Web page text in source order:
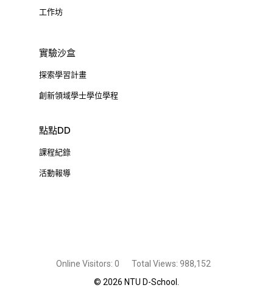
工作坊
實驗沙盒
探索學習計畫
創新領域學士學位學程
點點DD
課程紀錄
活動報導
Online Visitors: 0 Total Views: 988,152
© 2026 NTU D-School.